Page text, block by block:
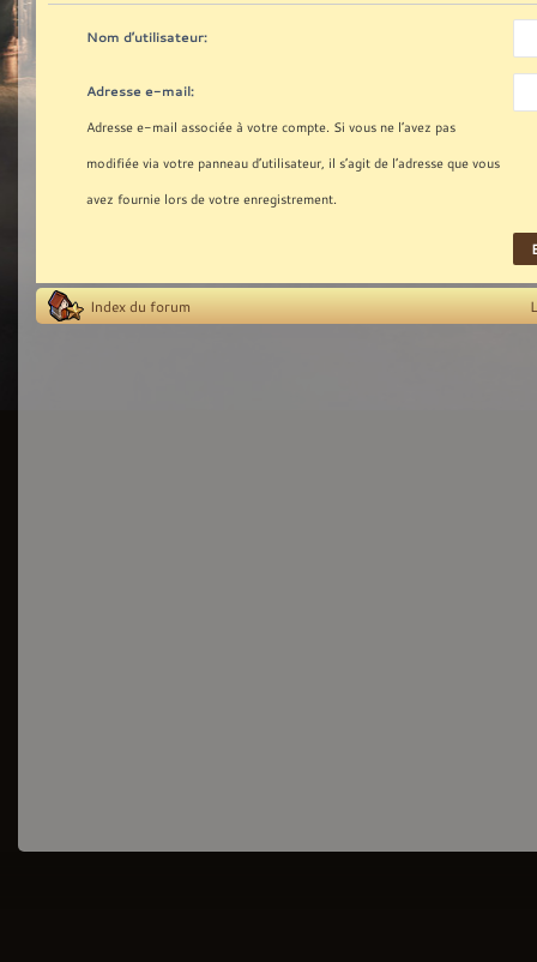
Nom d’utilisateur:
Adresse e-mail:
Adresse e-mail associée à votre compte. Si vous ne l’avez pas
modifiée via votre panneau d’utilisateur, il s’agit de l’adresse que vous
avez fournie lors de votre enregistrement.
Index du forum